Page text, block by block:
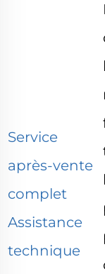
Service
après-vente
complet
Assistance
technique